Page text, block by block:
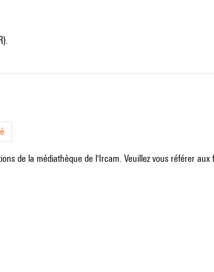
de la médiathèque de l'Ircam. Veuillez vous référer